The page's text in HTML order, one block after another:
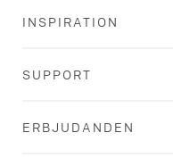
INSPIRATION
SUPPORT
ERBJUDANDEN